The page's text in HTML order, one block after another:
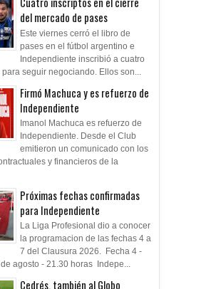
del mercado de pases
Este viernes cerró el libro de
pases en el fútbol argentino e
Independiente inscribió a cuatro
seguir negociando. Ellos son...
Firmó Machuca y es refuerzo de
Independiente
Imanol Machuca es refuerzo de
Independiente. Desde el Club
emitieron un comunicado con los
y financieros de la
Próximas fechas confirmadas
para Independiente
La Liga Profesional dio a conocer
la programacion de las fechas 4 a
7 del Clausura 2026. Fecha 4 -
agosto - 21.30 horas Indepe...
Cedrés, también al Globo